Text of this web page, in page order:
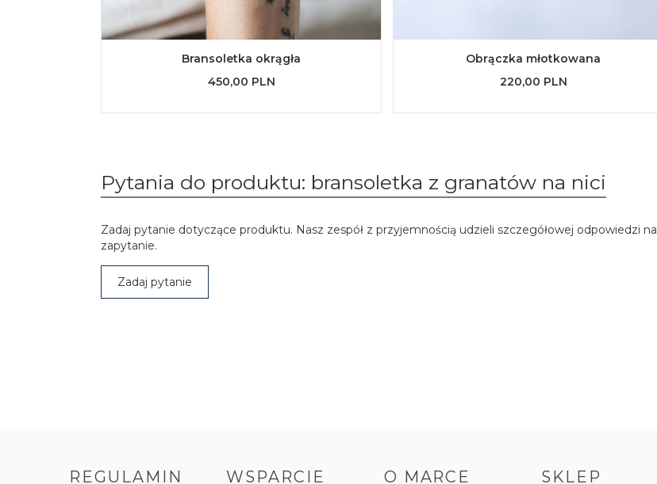
Bransoletka okrągła
450,00 PLN
Obrączka młotkowana
220,00 PLN
Pytania do produktu: bransoletka z granatów na nici
Zadaj pytanie dotyczące produktu. Nasz zespół z przyjemnością udzieli szczegółowej odpowiedzi na
zapytanie.
Zadaj pytanie
REGULAMIN WSPARCIE O MARCE SKLEP